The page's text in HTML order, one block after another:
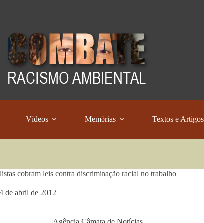
Vídeos Memórias Textos e Artigos
cobram leis contra discriminação racial no trabalho
de abril de 2012
Agência Câmara de Notícias